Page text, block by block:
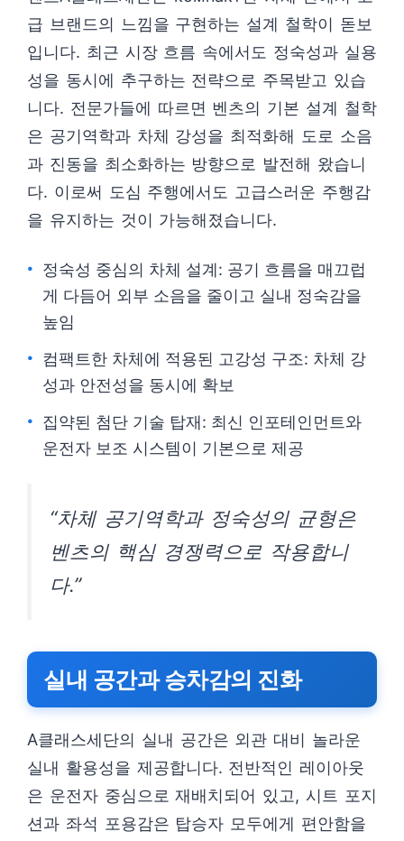
급 브랜드의 느낌을 구현하는 설계 철학이 돋보
입니다. 최근 시장 흐름 속에서도 정숙성과 실용
성을 동시에 추구하는 전략으로 주목받고 있습
니다. 전문가들에 따르면 벤츠의 기본 설계 철학
은 공기역학과 차체 강성을 최적화해 도로 소음
과 진동을 최소화하는 방향으로 발전해 왔습니
다. 이로써 도심 주행에서도 고급스러운 주행감
을 유지하는 것이 가능해졌습니다.
정숙성 중심의 차체 설계: 공기 흐름을 매끄럽
게 다듬어 외부 소음을 줄이고 실내 정숙감을
높임
컴팩트한 차체에 적용된 고강성 구조: 차체 강
성과 안전성을 동시에 확보
집약된 첨단 기술 탑재: 최신 인포테인먼트와
운전자 보조 시스템이 기본으로 제공
“차체 공기역학과 정숙성의 균형은
벤츠의 핵심 경쟁력으로 작용합니
다.”
실내 공간과 승차감의 진화
A클래스세단의 실내 공간은 외관 대비 놀라운
실내 활용성을 제공합니다. 전반적인 레이아웃
은 운전자 중심으로 재배치되어 있고, 시트 포지
션과 좌석 포용감은 탑승자 모두에게 편안함을